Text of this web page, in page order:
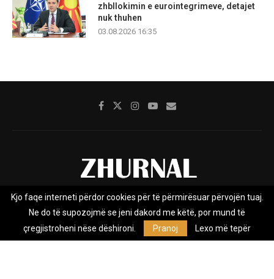
zhbllokimin e eurointegrimeve, detajet
nuk thuhen
03.08.2026 16:35
Rreth nesh Impresumi Marketing
Kontakt
Privacy Policy
Zhurnal.mk është Agjenci e Lajmeve e pavarur, e themeluar në vitin
Kjo faqe interneti përdor cookies për të përmirësuar përvojën tuaj.
Ne do të supozojmë se jeni dakord me këtë, por mund të
çregjistroheni nëse dëshironi.
Pranoj Lexo më tepër